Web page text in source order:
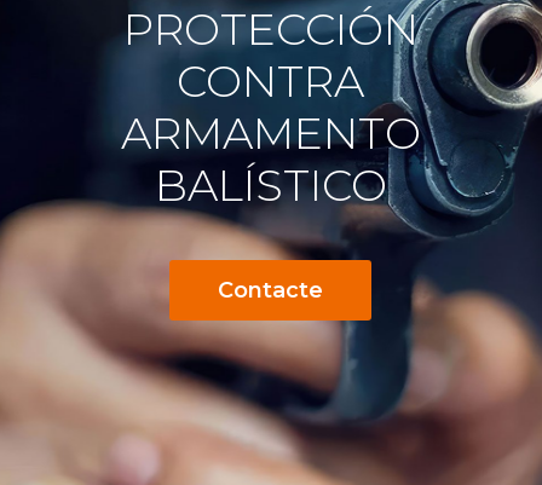
PROTECCIÓN
CONTRA
ARMAMENTO
BALÍSTICO
Contacte